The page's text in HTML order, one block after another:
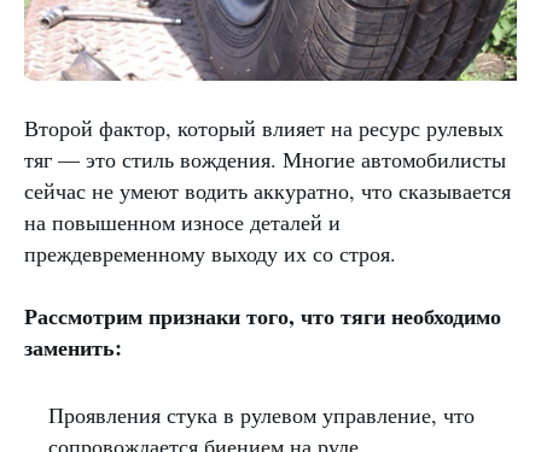
Второй фактор, который влияет на ресурс рулевых
тяг — это стиль вождения. Многие автомобилисты
сейчас не умеют водить аккуратно, что сказывается
на повышенном износе деталей и
преждевременному выходу их со строя.
Рассмотрим признаки того, что тяги необходимо
заменить:
Проявления стука в рулевом управление, что